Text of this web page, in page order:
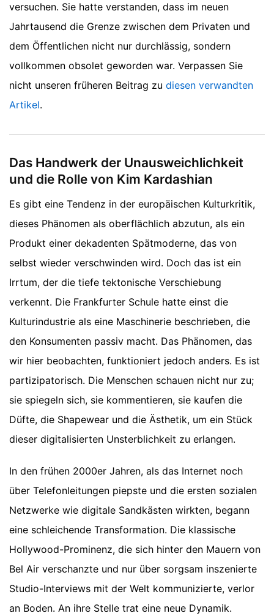
versuchen. Sie hatte verstanden, dass im neuen
Jahrtausend die Grenze zwischen dem Privaten und
dem Öffentlichen nicht nur durchlässig, sondern
vollkommen obsolet geworden war. Verpassen Sie
nicht unseren früheren Beitrag zu diesen verwandten
Artikel.
Das Handwerk der Unausweichlichkeit
und die Rolle von Kim Kardashian
Es gibt eine Tendenz in der europäischen Kulturkritik,
dieses Phänomen als oberflächlich abzutun, als ein
Produkt einer dekadenten Spätmoderne, das von
selbst wieder verschwinden wird. Doch das ist ein
Irrtum, der die tiefe tektonische Verschiebung
verkennt. Die Frankfurter Schule hatte einst die
Kulturindustrie als eine Maschinerie beschrieben, die
den Konsumenten passiv macht. Das Phänomen, das
wir hier beobachten, funktioniert jedoch anders. Es ist
partizipatorisch. Die Menschen schauen nicht nur zu;
sie spiegeln sich, sie kommentieren, sie kaufen die
Düfte, die Shapewear und die Ästhetik, um ein Stück
dieser digitalisierten Unsterblichkeit zu erlangen.
In den frühen 2000er Jahren, als das Internet noch
über Telefonleitungen piepste und die ersten sozialen
Netzwerke wie digitale Sandkästen wirkten, begann
eine schleichende Transformation. Die klassische
Hollywood-Prominenz, die sich hinter den Mauern von
Bel Air verschanzte und nur über sorgsam inszenierte
Studio-Interviews mit der Welt kommunizierte, verlor
an Boden. An ihre Stelle trat eine neue Dynamik.